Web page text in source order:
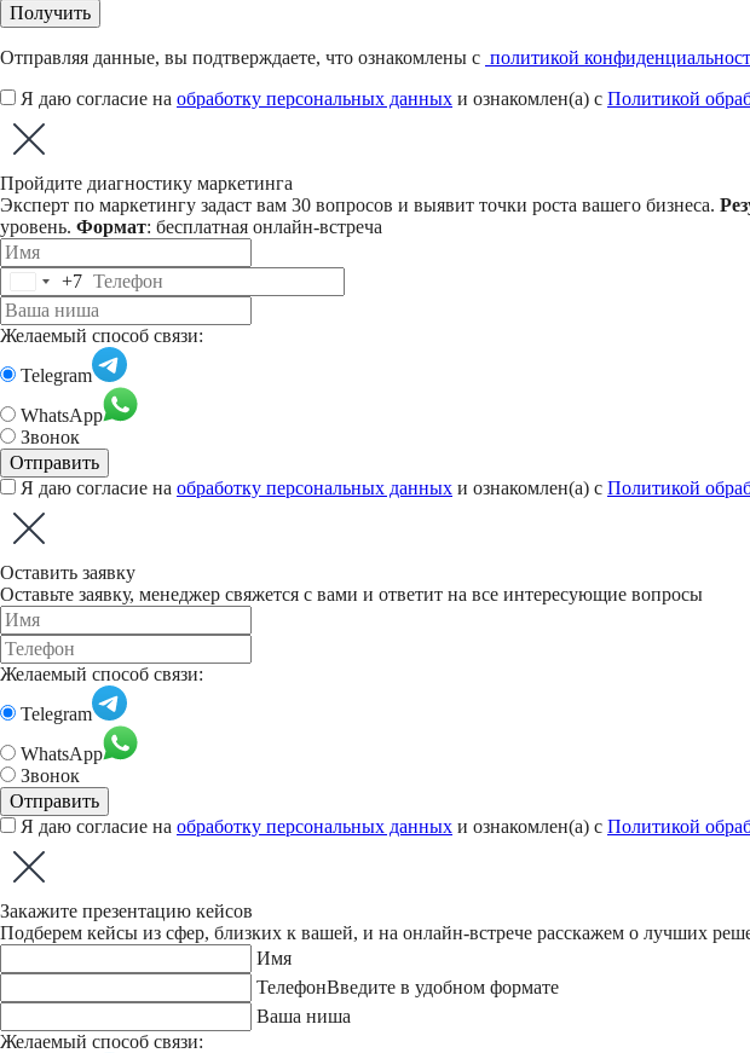
Получить
Отправляя данные, вы подтверждаете, что ознакомлены с политикой
Я даю согласие на обработку персональных данных и ознакомлен(а) с Политикой
Пройдите диагностику маркетинга
Эксперт по маркетингу задаст вам 30 вопросов и выявит точки роста вашего бизнеса.
уровень. Формат: бесплатная онлайн-встреча
Russia
+7
+7
Желаемый способ связи:
Telegram
WhatsApp
Звонок
Я даю согласие на обработку персональных данных и ознакомлен(а) с Политикой
Оставить заявку
Оставьте заявку, менеджер свяжется с вами и ответит на все интересующие вопросы
Желаемый способ связи:
Telegram
WhatsApp
Звонок
Я даю согласие на обработку персональных данных и ознакомлен(а) с Политикой
Закажите презентацию кейсов
Подберем кейсы из сфер, близких к вашей, и на онлайн-встрече расскажем о лучших
Имя
ТелефонВведите в удобном формате
Ваша ниша
Желаемый способ связи: